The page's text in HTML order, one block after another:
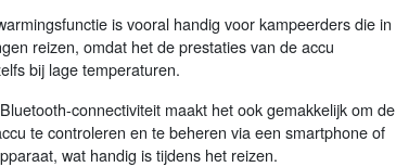
is vooral handig voor kampeerders die in
reizen, omdat het de prestaties van de accu
bij lage temperaturen.
connectiviteit maakt het ook gemakkelijk om de
te controleren en te beheren via een smartphone of
wat handig is tijdens het reizen.